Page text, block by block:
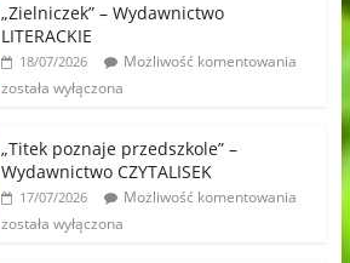
„Zielniczek” – Wydawnictwo
LITERACKIE
18/07/2026
Możliwość komentowania
została wyłączona
„Titek poznaje przedszkole” –
Wydawnictwo CZYTALISEK
17/07/2026
Możliwość komentowania
została wyłączona